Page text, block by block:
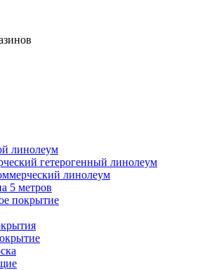
линолеум
гетерогенный линолеум
линолеум
5 метров
покрытие